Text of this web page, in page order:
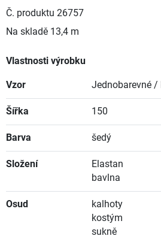
Č. produktu 26757
Na skladě 13,4 m
Vlastnosti výrobku
Vzor Jednobarevné /
Šířka 150
Barva šedý
Složení
Elastan
bavlna
Osud
kalhoty
kostým
sukně